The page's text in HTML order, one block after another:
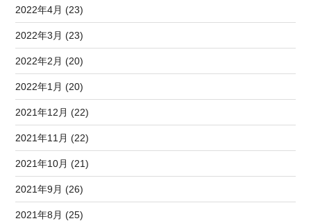
2022年4月 (23)
2022年3月 (23)
2022年2月 (20)
2022年1月 (20)
2021年12月 (22)
2021年11月 (22)
2021年10月 (21)
2021年9月 (26)
2021年8月 (25)